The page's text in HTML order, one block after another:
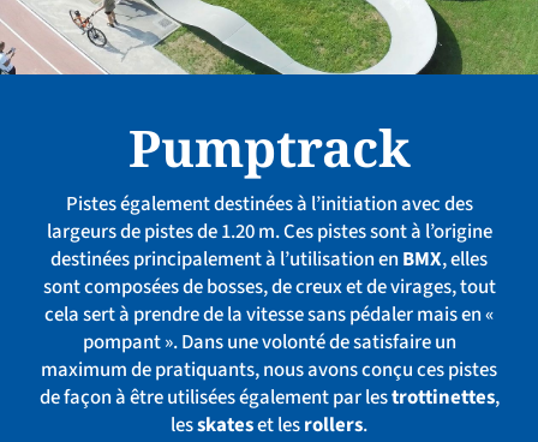
Pumptrack
Pistes également destinées à l’initiation avec des
largeurs de pistes de 1.20 m. Ces pistes sont à l’origine
destinées principalement à l’utilisation enBMX, elles
sont composées de bosses, de creux et de virages, tout
cela sert à prendre de la vitesse sans pédaler mais en «
pompant ». Dans une volonté de satisfaire un
maximum de pratiquants, nous avons conçu ces pistes
de façon à être utilisées également par lestrottinettes,
lesskateset lesrollers.